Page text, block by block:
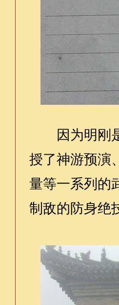
因为明刚是
授了神游预演
量等一系列的
制敌的防身绝